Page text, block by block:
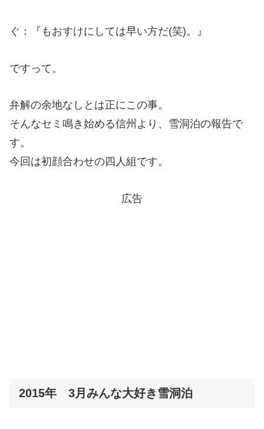
ぐ：『もおすけにしては早い方だ(笑)。』
ですって。
弁解の余地なしとは正にこの事。
そんなセミ鳴き始める信州より、雪洞泊の報告で
す。
今回は初顔合わせの四人組です。
広告
2015年 3月みんな大好き雪洞泊